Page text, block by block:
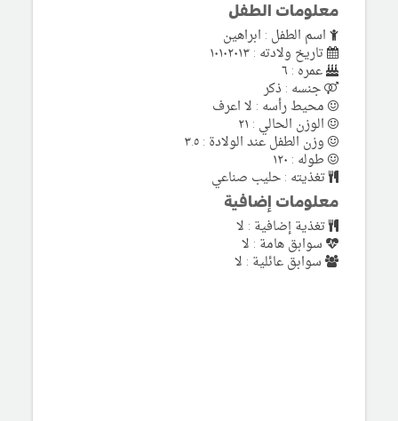
معلومات الطفل
اسم الطفل : ابراهين
تاريخ ولادته : ١٠١٠٢٠١٣
عمره : ٦
جنسه : ذكر
محيط رأسه : لا اعرف
الوزن الحالي : ٢١
وزن الطفل عند الولادة : ٣.٥
طوله : ١٢٠
تغذيته : حليب صناعي
معلومات إضافية
تغذية إضافية : لا
سوابق هامة : لا
سوابق عائلية : لا